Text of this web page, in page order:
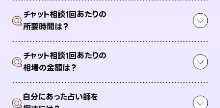
Qチャット相談1回あたりの
所要時間は？
Qチャット相談1回あたりの
相場の金額は？
Q自分にあった占い師を